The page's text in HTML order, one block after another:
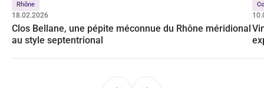
Rhône
18.02.2026
Clos Bellane, une pépite méconnue du Rhône méridional
au style septentrional